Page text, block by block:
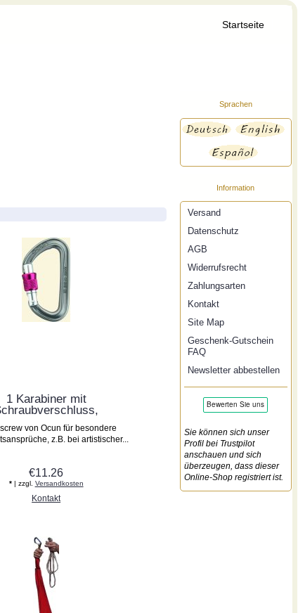
Startseite
1 Karabiner mit
von Ocun für besondere
z.B. bei artistischer...
€11.26
*| zzgl. Versandkosten
Kontakt
Sprachen
Information
Versand
Datenschutz
AGB
Widerrufsrecht
Zahlungsarten
Kontakt
Site Map
Geschenk-Gutschein
FAQ
Newsletter abbestellen
Sie können sich unser
Profil bei Trustpilot
anschauen und sich
überzeugen, dass dieser
Online-Shop registriert ist.